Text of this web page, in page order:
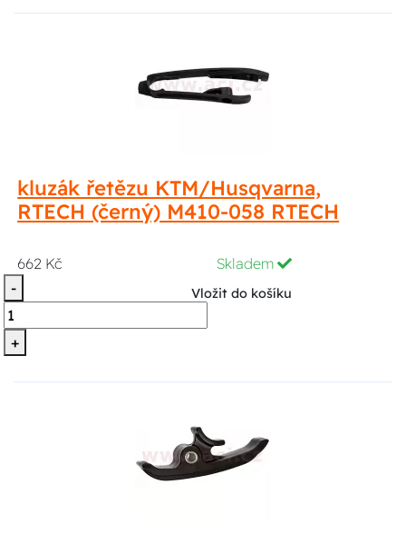
kluzák řetězu KTM/Husqvarna,
RTECH (černý) M410-058 RTECH
662 Kč
Skladem
-
+
Vložit do košíku